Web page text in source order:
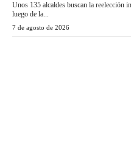
Unos 135 alcaldes buscan la reelección
luego de la...
7 de agosto de 2026